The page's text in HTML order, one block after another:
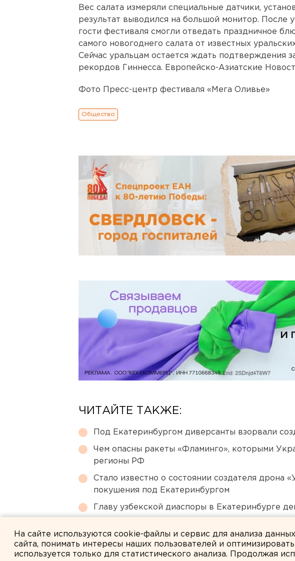
Вес салата измеряли специальные датчики,
результат выводился на большой монитор. После
гости фестиваля смогли отведать праздничное
самого новогоднего салата от известных
Сейчас уральцам остается ждать подтверждения
рекордов Гиннесса. Европейско-Азиатские
Фото Пресс-центр фестиваля «Мега Оливье»
Общество
ЧИТАЙТЕ ТАКЖЕ:
Под Екатеринбургом диверсанты взорвали
Чем опасны ракеты «Фламинго», которыми
регионы РФ
Стало известно о состоянии создателя дрона
покушения под Екатеринбургом
Главу узбекской диаспоры в Екатеринбурге
На сайте используются cookie-файлы и сервис для анализа
сайта, понимать интересы наших пользователей и
используется только для статистического анализа. Продолжая